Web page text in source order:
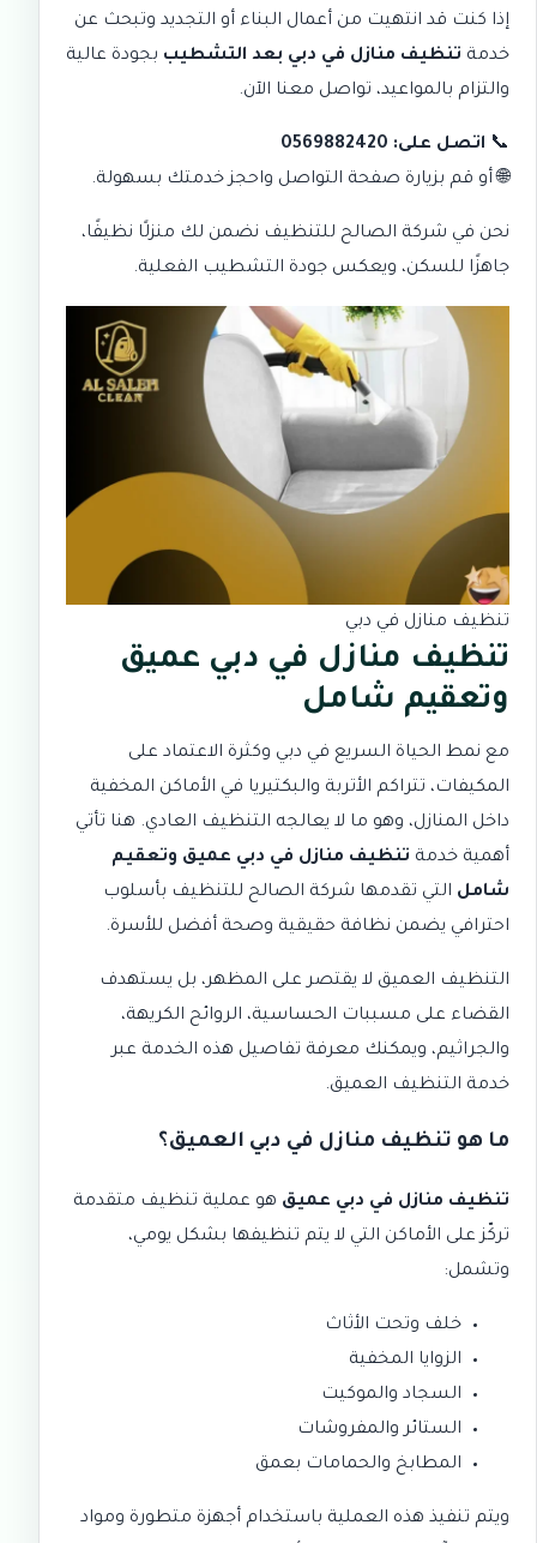
إذا كنت قد انتهيت من أعمال البناء أو التجديد وتبحث عن
خدمة تنظيف منازل في دبي بعد التشطيب بجودة عالية
والتزام بالمواعيد، تواصل معنا الآن.
📞 اتصل على: 0569882420
🌐 أو قم بزيارة صفحة التواصل واحجز خدمتك بسهولة.
نحن في شركة الصالح للتنظيف نضمن لك منزلًا نظيفًا،
جاهزًا للسكن، ويعكس جودة التشطيب الفعلية.
تنظيف منازل في دبي
تنظيف منازل في دبي عميق
وتعقيم شامل
مع نمط الحياة السريع في دبي وكثرة الاعتماد على
المكيفات، تتراكم الأتربة والبكتيريا في الأماكن المخفية
داخل المنازل، وهو ما لا يعالجه التنظيف العادي. هنا تأتي
أهمية خدمة تنظيف منازل في دبي عميق وتعقيم
شامل التي تقدمها شركة الصالح للتنظيف بأسلوب
احترافي يضمن نظافة حقيقية وصحة أفضل للأسرة.
التنظيف العميق لا يقتصر على المظهر، بل يستهدف
القضاء على مسببات الحساسية، الروائح الكريهة،
والجراثيم، ويمكنك معرفة تفاصيل هذه الخدمة عبر
خدمة التنظيف العميق.
ما هو تنظيف منازل في دبي العميق؟
تنظيف منازل في دبي عميق هو عملية تنظيف متقدمة
تركّز على الأماكن التي لا يتم تنظيفها بشكل يومي،
وتشمل:
خلف وتحت الأثاث
الزوايا المخفية
السجاد والموكيت
الستائر والمفروشات
المطابخ والحمامات بعمق
ويتم تنفيذ هذه العملية باستخدام أجهزة متطورة ومواد